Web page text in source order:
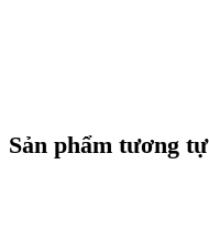
Sản phẩm tương tự